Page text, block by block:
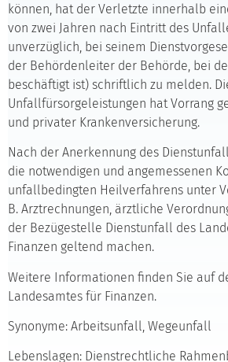
können, hat der Verletzte innerhalb
von zwei Jahren nach Eintritt des
unverzüglich, bei seinem
der Behördenleiter der Behörde, bei
beschäftigt ist) schriftlich zu melden.
Unfallfürsorgeleistungen hat Vorrang
und privater Krankenversicherung.
Nach der Anerkennung des
die notwendigen und angemessenen
unfallbedingten Heilverfahrens unter
B. Arztrechnungen, ärztliche
der Bezügestelle Dienstunfall des
Finanzen geltend machen.
Weitere Informationen finden Sie auf
Landesamtes für Finanzen.
Synonyme: Arbeitsunfall, Wegeunfall
Lebenslagen: Dienstrechtliche